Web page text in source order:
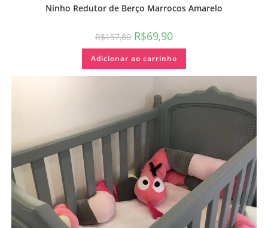
Ninho Redutor de Berço Marrocos Amarelo
R$157,80 R$69,90
Adicionar ao carrinho